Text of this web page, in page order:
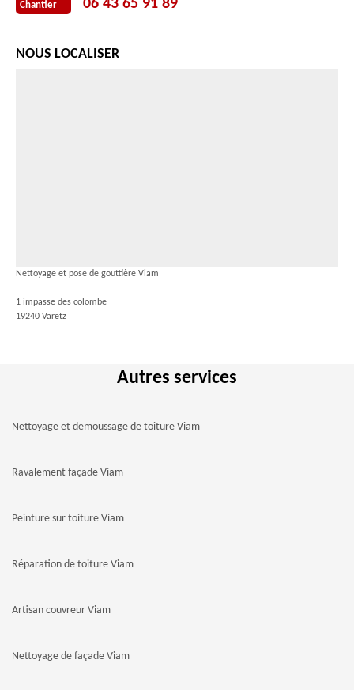
Chantier 06 43 65 91 89
NOUS LOCALISER
Nettoyage et pose de gouttière Viam
1 impasse des colombe
19240 Varetz
Autres services
Nettoyage et demoussage de toiture Viam
Ravalement façade Viam
Peinture sur toiture Viam
Réparation de toiture Viam
Artisan couvreur Viam
Nettoyage de façade Viam